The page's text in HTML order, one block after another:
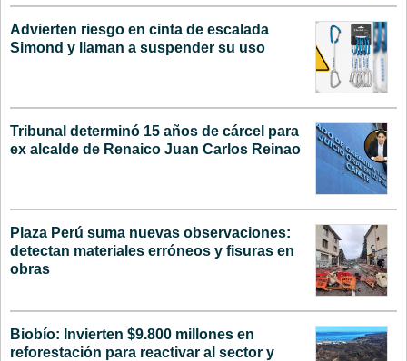
Advierten riesgo en cinta de escalada
Simond y llaman a suspender su uso
Tribunal determinó 15 años de cárcel para
ex alcalde de Renaico Juan Carlos Reinao
Plaza Perú suma nuevas observaciones:
detectan materiales erróneos y fisuras en
obras
Biobío: Invierten $9.800 millones en
reforestación para reactivar al sector y